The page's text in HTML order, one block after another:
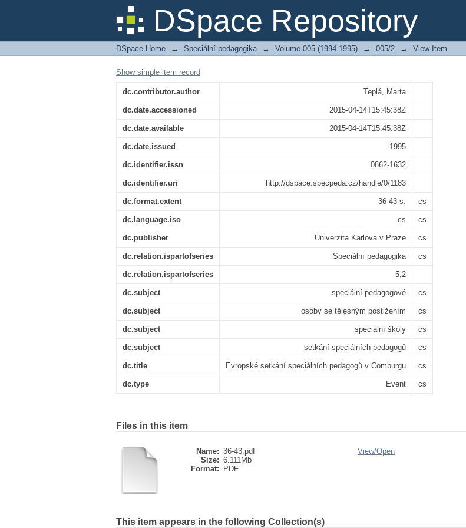
DSpace Repository
Evropské setkání speciálních pedagogů v Comburgu
DSpace Home → Speciální pedagogika → Volume 005 (1994-1995) → 005/2 → View Item
Show simple item record
dc.contributor.author Teplá, Marta
dc.date.accessioned 2015-04-14T15:45:38Z
dc.date.available 2015-04-14T15:45:38Z
dc.date.issued 1995
dc.identifier.issn 0862-1632
dc.identifier.uri http://dspace.specpeda.cz/handle/0/1183
dc.format.extent 36-43 s. cs
dc.language.iso cs cs
dc.publisher Univerzita Karlova v Praze cs
dc.relation.ispartofseries Speciální pedagogika cs
dc.relation.ispartofseries 5;2
dc.subject speciální pedagogové cs
dc.subject osoby se tělesným postižením cs
dc.subject speciální školy cs
dc.subject setkání speciálních pedagogů cs
dc.title Evropské setkání speciálních pedagogů v Comburgu cs
dc.type Event cs
Files in this item
Name: 36-43.pdf
Size: 6.111Mb
Format:
PDF
View/Open
This item appears in the following Collection(s)